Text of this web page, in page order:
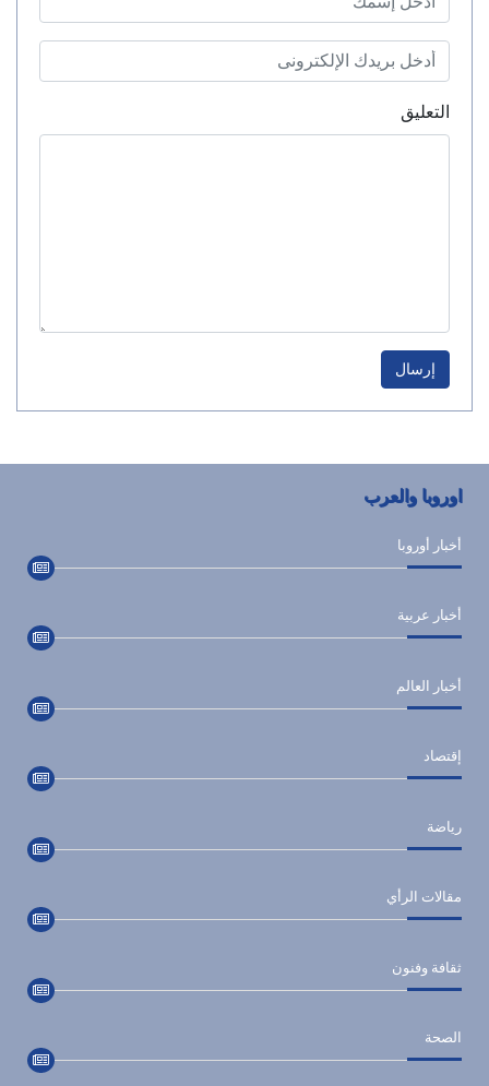
التعليق
إرسال
اوروبا والعرب
أخبار أوروبا
أخبار عربية
أخبار العالم
إقتصاد
رياضة
مقالات الرأي
ثقافة وفنون
الصحة